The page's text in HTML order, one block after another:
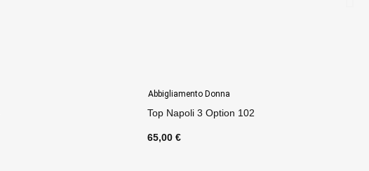
Abbigliamento Donna
Top Napoli 3 Option 102
65,00 €